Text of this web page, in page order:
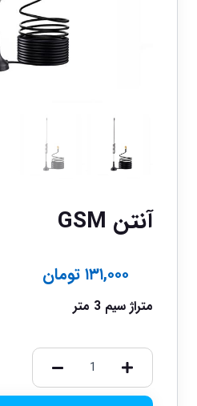
آنتن GSM
۱۳۱,۰۰۰تومان
متراژ سیم 3 متر